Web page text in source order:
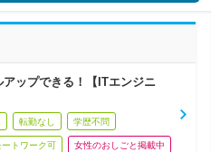
ップできる！【ITエンジニ
転勤なし 学歴不問
ートワーク可 女性のおしごと掲載中